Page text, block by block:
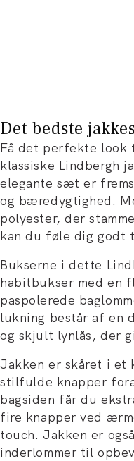
Det bedste
Få det perfekte look
klassiske Lindbergh
elegante sæt er
og bæredygtighed.
polyester, der
kan du føle dig
Bukserne i dette
habitbukser med en
paspolerede
lukning består af en
og skjult lynlås, der
Jakken er skåret i et
stilfulde knapper
bagsiden får du
fire knapper ved
touch. Jakken er
inderlommer til